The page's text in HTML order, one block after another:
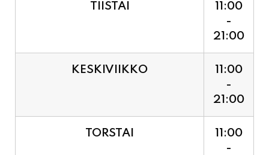
TIISTAI
11:00
-
21:00
KESKIVIIKKO
11:00
-
21:00
TORSTAI
11:00
-